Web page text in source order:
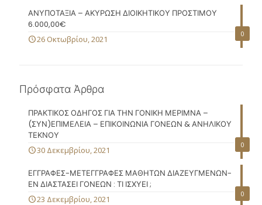
0
ΑΝΥΠΟΤΑΞΙΑ – ΑΚΥΡΩΣΗ ΔΙΟΙΚΗΤΙΚΟΥ ΠΡΟΣΤΙΜΟΥ
6.000,00€
26 Οκτωβρίου, 2021
Πρόσφατα Άρθρα
0
ΠΡΑΚΤΙΚΟΣ ΟΔΗΓΟΣ ΓΙΑ ΤΗΝ ΓΟΝΙΚΗ ΜΕΡΙΜΝΑ –
(ΣΥΝ)ΕΠΙΜΕΛΕΙΑ – ΕΠΙΚΟΙΝΩΝΙΑ ΓΟΝΕΩΝ & ΑΝΗΛΙΚΟΥ
ΤΕΚΝΟΥ
30 Δεκεμβρίου, 2021
0
ΕΓΓΡΑΦΕΣ-ΜΕΤΕΓΓΡΑΦΕΣ ΜΑΘΗΤΩΝ ΔΙΑΖΕΥΓΜΕΝΩΝ-
ΕΝ ΔΙΑΣΤΑΣΕΙ ΓΟΝΕΩΝ : ΤΙ ΙΣΧΥΕΙ ;
23 Δεκεμβρίου, 2021